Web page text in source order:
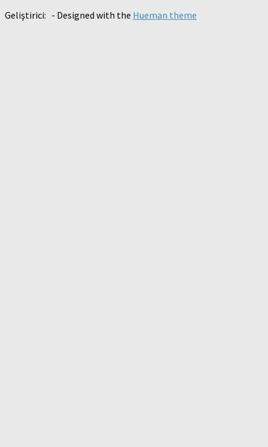
Geliştirici: - Designed with the Hueman theme